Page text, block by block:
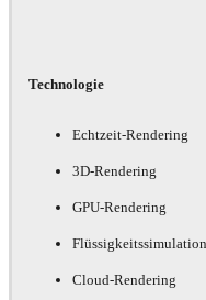
Technologie
Echtzeit-Rendering
3D-Rendering
GPU-Rendering
Flüssigkeitssimulation
Cloud-Rendering